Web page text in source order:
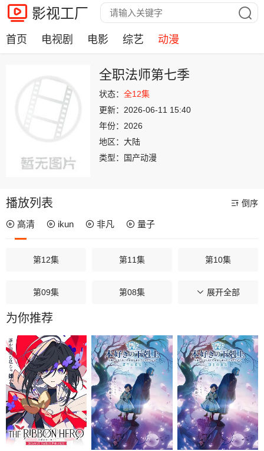
影视工厂
首页 电视剧 电影 综艺 动漫
全职法师第七季
状态： 全12集
更新： 2026-06-11 15:40
年份： 2026
地区： 大陆
类型：
国产动漫
播放列表 倒序
高清 ikun 非凡 量子
第12集 第11集 第10集
第09集 第08集 第07集
第06集
第03集 第02集 第01集
展开全部
为你推荐